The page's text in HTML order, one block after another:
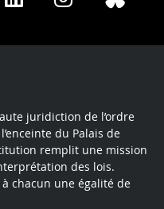
LinkedInInstagram
juridiction de l’ordre
du Palais de
remplit une mission
des lois.
chacun une égalité de